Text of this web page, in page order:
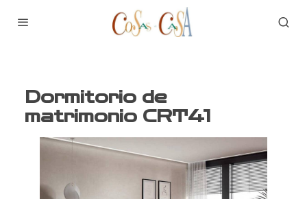
Dormitorio de
matrimonio CRT41